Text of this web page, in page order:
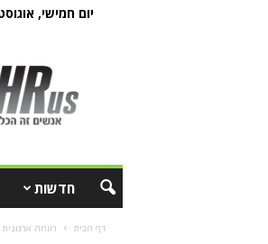
יום חמישי, אוגוסט 6,
חדשות
דף הבית רווחה ארגונית